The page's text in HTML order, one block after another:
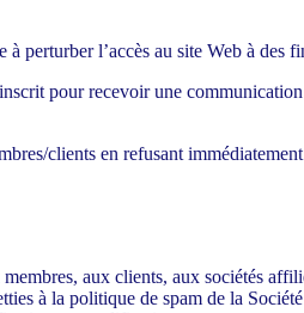
perturber l’accès au site Web à des
pour recevoir une
clients en refusant
aux clients, aux sociétés
à la politique de spam de la